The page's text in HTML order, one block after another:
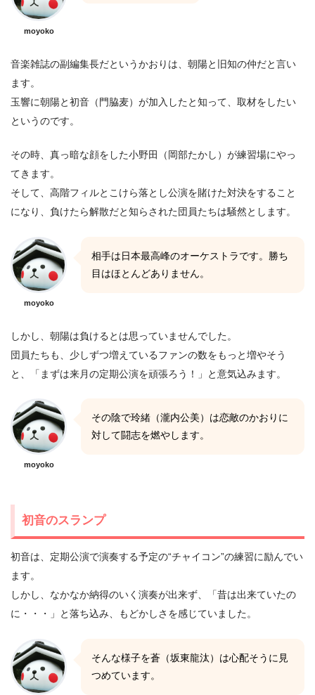
moyoko
音楽雑誌の副編集長だというかおりは、朝陽と旧知の仲だと言い
ます。
玉響に朝陽と初音（門脇麦）が加入したと知って、取材をしたい
というのです。
その時、真っ暗な顔をした小野田（岡部たかし）が練習場にやっ
てきます。
そして、高階フィルとこけら落とし公演を賭けた対決をすること
になり、負けたら解散だと知らされた団員たちは騒然とします。
moyoko
相手は日本最高峰のオーケストラです。勝ち
目はほとんどありません。
しかし、朝陽は負けるとは思っていませんでした。
団員たちも、少しずつ増えているファンの数をもっと増やそう
と、「まずは来月の定期公演を頑張ろう！」と意気込みます。
moyoko
その陰で玲緒（瀧内公美）は恋敵のかおりに
対して闘志を燃やします。
初音のスランプ
初音は、定期公演で演奏する予定の“チャイコン”の練習に励んでい
ます。
しかし、なかなか納得のいく演奏が出来ず、「昔は出来ていたの
に・・・」と落ち込み、もどかしさを感じていました。
そんな様子を蒼（坂東龍汰）は心配そうに見
つめています。